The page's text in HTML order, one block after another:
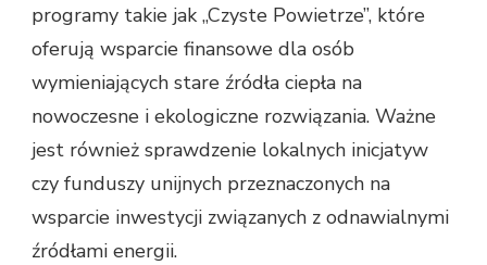
programy takie jak „Czyste Powietrze”, które
oferują wsparcie finansowe dla osób
wymieniających stare źródła ciepła na
nowoczesne i ekologiczne rozwiązania. Ważne
jest również sprawdzenie lokalnych inicjatyw
czy funduszy unijnych przeznaczonych na
wsparcie inwestycji związanych z odnawialnymi
źródłami energii.